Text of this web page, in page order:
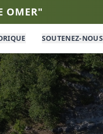
OMER"
SOUTENEZ-NOUS